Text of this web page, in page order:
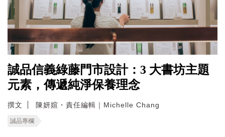
誠品信義綠藤門市設計：3 大書坊主題
元素，傳遞純淨保養理念
撰文 陳妍媗・責任編輯｜Michelle Chang
誠品專欄